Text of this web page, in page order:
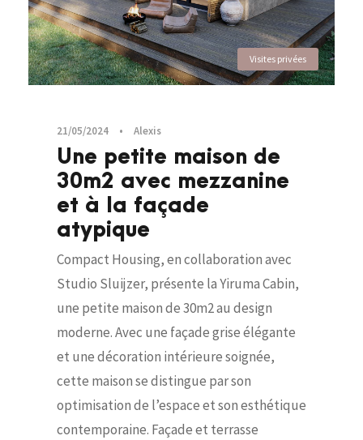
Visites privées
21/05/2024 • Alexis
Une petite maison de
30m2 avec mezzanine
et à la façade
atypique
Compact Housing, en collaboration avec
Studio Sluijzer, présente la Yiruma Cabin,
une petite maison de 30m2 au design
moderne. Avec une façade grise élégante
et une décoration intérieure soignée,
cette maison se distingue par son
optimisation de l’espace et son esthétique
contemporaine. Façade et terrasse